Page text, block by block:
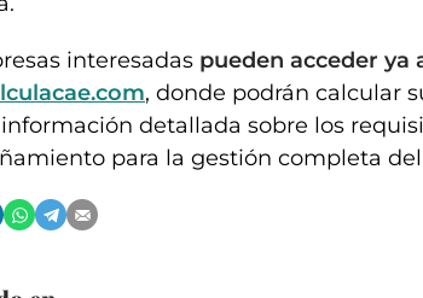
interesadas pueden acceder ya
, donde podrán calcular
detallada sobre los
para la gestión completa del